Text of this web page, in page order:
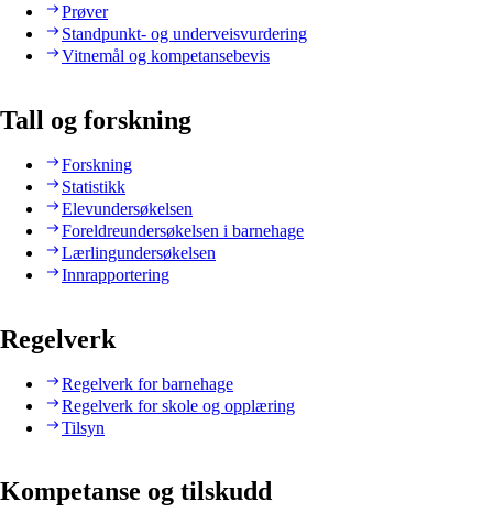
Prøver
Standpunkt- og underveisvurdering
Vitnemål og kompetansebevis
Tall og forskning
Forskning
Statistikk
Elevundersøkelsen
Foreldreundersøkelsen i barnehage
Lærlingundersøkelsen
Innrapportering
Regelverk
Regelverk for barnehage
Regelverk for skole og opplæring
Tilsyn
Kompetanse og tilskudd